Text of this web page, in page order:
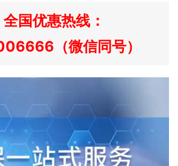
全国优惠热线：
（微信同号）